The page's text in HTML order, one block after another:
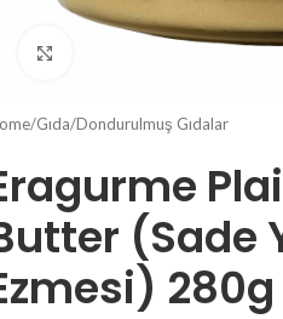
/Gıda/Dondurulmuş Gıdalar
(Sade
280g